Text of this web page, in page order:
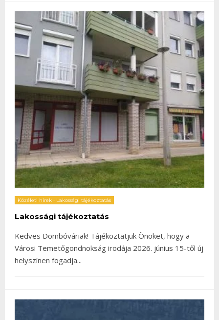
Közéleti hírek • Lakossági tájékoztatás
Lakossági tájékoztatás
Kedves Dombóváriak! Tájékoztatjuk Önöket, hogy a
Városi Temetőgondnokság irodája 2026. június 15-től új
helyszínen fogadja...